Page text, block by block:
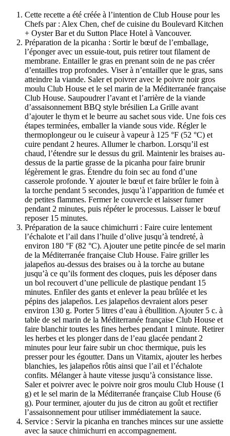
Cette recette a été créée à l’intention de Club House pour les
Chefs par : Alex Chen, chef de cuisine du Boulevard Kitchen
+ Oyster Bar et du Sutton Place Hotel à Vancouver.
Préparation de la picanha : Sortir le bœuf de l’emballage,
l’éponger avec un essuie-tout, puis retirer tout filament de
membrane. Entailler le gras en prenant soin de ne pas créer
d’entailles trop profondes. Viser à n’entailler que le gras, sans
atteindre la viande. Saler et poivrer avec le poivre noir gros
moulu Club House et le sel marin de la Méditerranée française
Club House. Saupoudrer l’avant et l’arrière de la viande
d’assaisonnement BBQ style brésilien La Grille avant
d’ajouter le thym et le beurre au sachet sous vide. Une fois ces
étapes terminées, emballer la viande sous vide. Régler le
thermoplongeur ou le cuiseur à vapeur à 125 °F (52 °C) et
cuire pendant 2 heures. Allumer le charbon. Lorsqu’il est
chaud, l’étendre sur le dessus du gril. Maintenir les braises au-
dessus de la partie grasse de la picanha pour faire brunir
légèrement le gras. Étendre du foin sec au fond d’une
casserole profonde. Y ajouter le bœuf et faire brûler le foin à
la torche pendant 5 secondes, jusqu’à l’apparition de fumée et
de petites flammes. Fermer le couvercle et laisser fumer
pendant 2 minutes, puis répéter le processus. Laisser le bœuf
reposer 15 minutes.
Préparation de la sauce chimichurri : Faire cuire lentement
l’échalote et l’ail dans l’huile d’olive jusqu’à tendreté, à
environ 180 °F (82 °C). Ajouter une petite pincée de sel marin
de la Méditerranée française Club House. Faire griller les
jalapeños au-dessus des braises ou à la torche au butane
jusqu’à ce qu’ils forment des cloques, puis les déposer dans
un bol recouvert d’une pellicule de plastique pendant 15
minutes. Enfiler des gants et enlever la peau brûlée et les
pépins des jalapeños. Les jalapeños devraient alors peser
environ 130 g. Porter 5 litres d’eau à ébullition. Ajouter 5 c. à
table de sel marin de la Méditerranée française Club House et
faire blanchir toutes les fines herbes pendant 1 minute. Retirer
les herbes et les plonger dans de l’eau glacée pendant 2
minutes pour leur faire subir un choc thermique, puis les
presser pour les égoutter. Dans un Vitamix, ajouter les herbes
blanchies, les jalapeños rôtis ainsi que l’ail et l’échalote
confits. Mélanger à haute vitesse jusqu’à consistance lisse.
Saler et poivrer avec le poivre noir gros moulu Club House (1
g) et le sel marin de la Méditerranée française Club House (6
g). Pour terminer, ajouter du jus de citron au goût et rectifier
l’assaisonnement pour utiliser immédiatement la sauce.
Service : Servir la picanha en tranches minces sur une assiette
avec la sauce chimichurri en accompagnement.